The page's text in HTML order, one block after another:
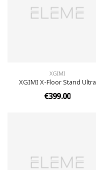
XGIMI
XGIMI X-Floor Stand Ultra
€399.00